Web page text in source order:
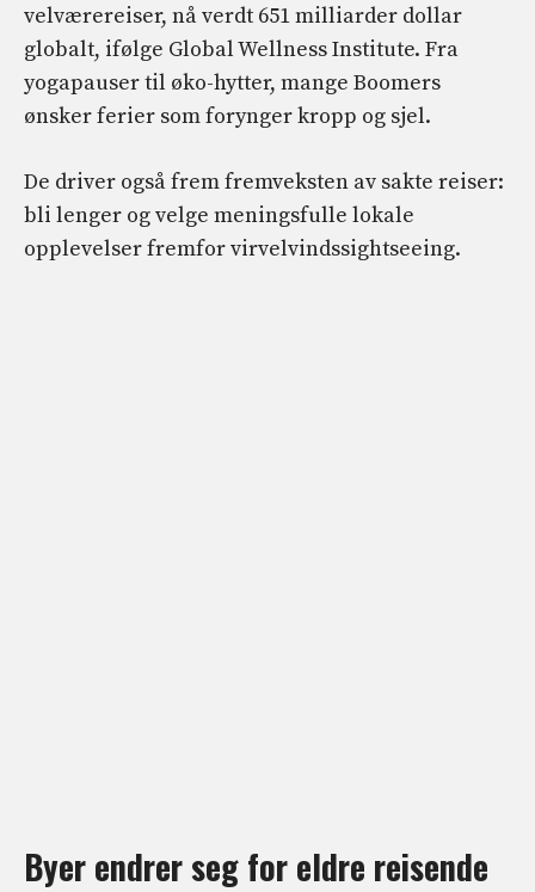
velværereiser, nå verdt 651 milliarder dollar
globalt, ifølge Global Wellness Institute. Fra
yogapauser til øko-hytter, mange Boomers
ønsker ferier som forynger kropp og sjel.
De driver også frem fremveksten av sakte reiser:
bli lenger og velge meningsfulle lokale
opplevelser fremfor virvelvindssightseeing.
Byer endrer seg for eldre reisende